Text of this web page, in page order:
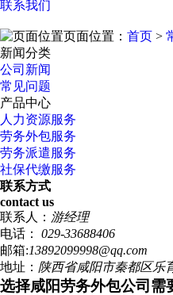
联系我们
页面位置： 首页 >
新闻分类
公司新闻
常见问题
产品中心
人力资源服务
劳务外包服务
劳务派遣服务
社保代缴服务
联系方式
contact us
联系人： 游经理
电话： 029-33688406
邮箱:13892099998@qq.com
地址： 陕西省咸阳市秦都区乐
选择咸阳劳务外包公司需